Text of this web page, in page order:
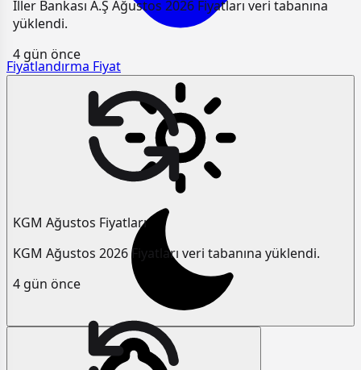
Fiyatlandırma Fiyat
İller Bankası A.Ş Ağustos 2026 Fiyatları veri tabanına
yüklendi.
4 gün önce
KGM Ağustos Fiyatları
KGM Ağustos 2026 Fiyatları veri tabanına yüklendi.
4 gün önce